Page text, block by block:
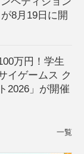
8月19日に開
万円！学生
イゲームス ク
2026」が開催
一覧